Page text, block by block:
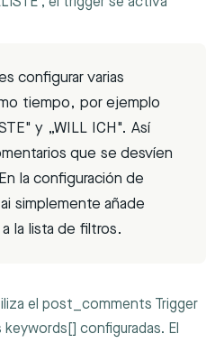
configurar varias
tiempo, por ejemplo
y „WILL ICH". Así
que se desvíen
la configuración de
simplemente añade
a la lista de filtros.
el post_comments Trigger
keywords[] configuradas. El